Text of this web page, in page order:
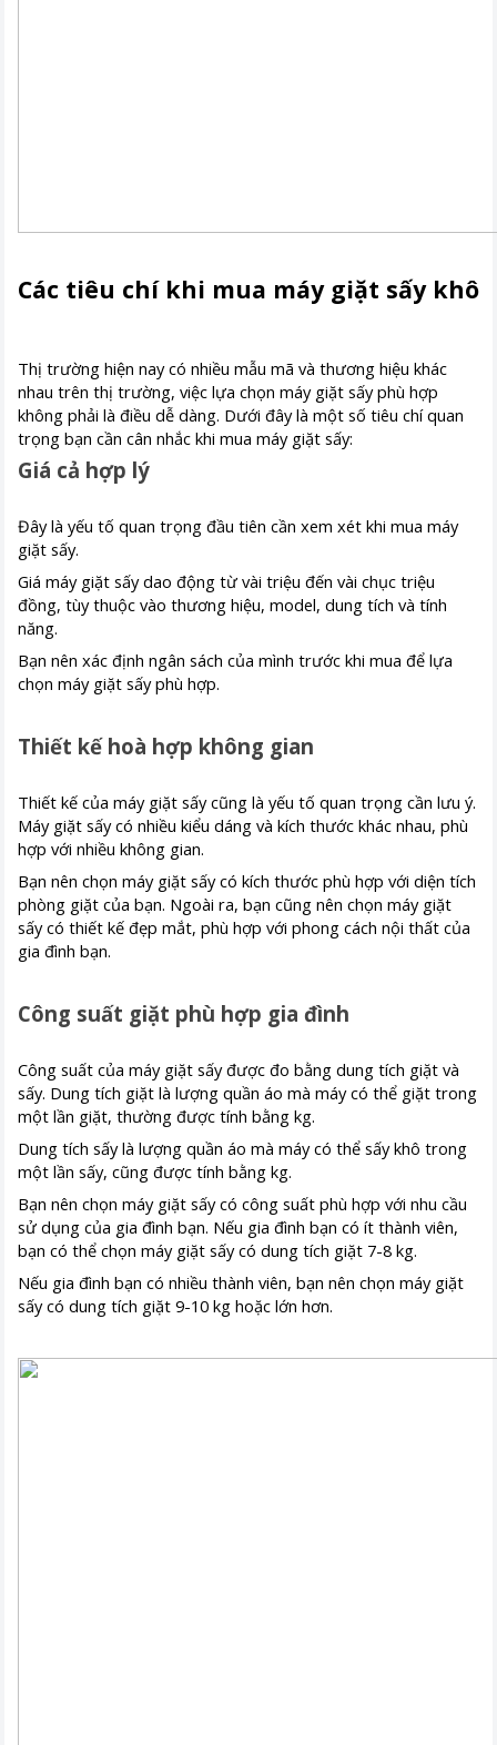
Các tiêu chí khi mua máy giặt sấy khô
Thị trường hiện nay có nhiều mẫu mã và thương hiệu khác
nhau trên thị trường, việc lựa chọn máy giặt sấy phù hợp
không phải là điều dễ dàng. Dưới đây là một số tiêu chí quan
trọng bạn cần cân nhắc khi mua máy giặt sấy:
Giá cả hợp lý
Đây là yếu tố quan trọng đầu tiên cần xem xét khi mua máy
giặt sấy.
Giá máy giặt sấy dao động từ vài triệu đến vài chục triệu
đồng, tùy thuộc vào thương hiệu, model, dung tích và tính
năng.
Bạn nên xác định ngân sách của mình trước khi mua để lựa
chọn máy giặt sấy phù hợp.
Thiết kế hoà hợp không gian
Thiết kế của máy giặt sấy cũng là yếu tố quan trọng cần lưu ý.
Máy giặt sấy có nhiều kiểu dáng và kích thước khác nhau, phù
hợp với nhiều không gian.
Bạn nên chọn máy giặt sấy có kích thước phù hợp với diện tích
phòng giặt của bạn. Ngoài ra, bạn cũng nên chọn máy giặt
sấy có thiết kế đẹp mắt, phù hợp với phong cách nội thất của
gia đình bạn.
Công suất giặt phù hợp gia đình
Công suất của máy giặt sấy được đo bằng dung tích giặt và
sấy. Dung tích giặt là lượng quần áo mà máy có thể giặt trong
một lần giặt, thường được tính bằng kg.
Dung tích sấy là lượng quần áo mà máy có thể sấy khô trong
một lần sấy, cũng được tính bằng kg.
Bạn nên chọn máy giặt sấy có công suất phù hợp với nhu cầu
sử dụng của gia đình bạn. Nếu gia đình bạn có ít thành viên,
bạn có thể chọn máy giặt sấy có dung tích giặt 7-8 kg.
Nếu gia đình bạn có nhiều thành viên, bạn nên chọn máy giặt
sấy có dung tích giặt 9-10 kg hoặc lớn hơn.